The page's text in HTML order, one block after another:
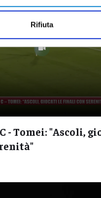
Rifiuta
- Tomei: "Ascoli,